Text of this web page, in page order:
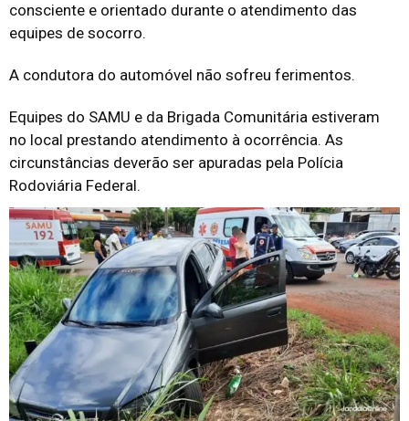
consciente e orientado durante o atendimento das
equipes de socorro.
A condutora do automóvel não sofreu ferimentos.
Equipes do SAMU e da Brigada Comunitária estiveram
no local prestando atendimento à ocorrência. As
circunstâncias deverão ser apuradas pela Polícia
Rodoviária Federal.